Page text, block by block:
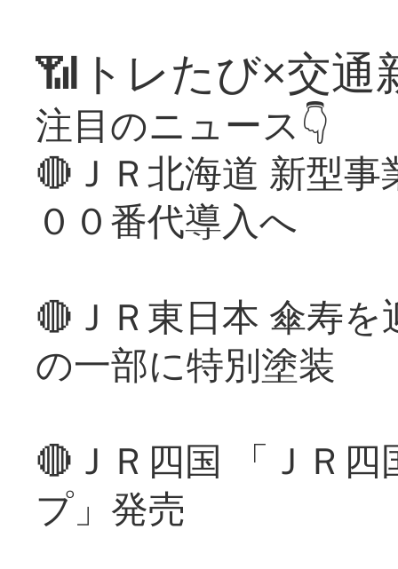
📶トレたび×交通
注目のニュース👇
🔴ＪＲ北海道 新型
００番代導入へ
🔴ＪＲ東日本 傘寿
の一部に特別塗装
🔴ＪＲ四国 「ＪＲ
プ」発売